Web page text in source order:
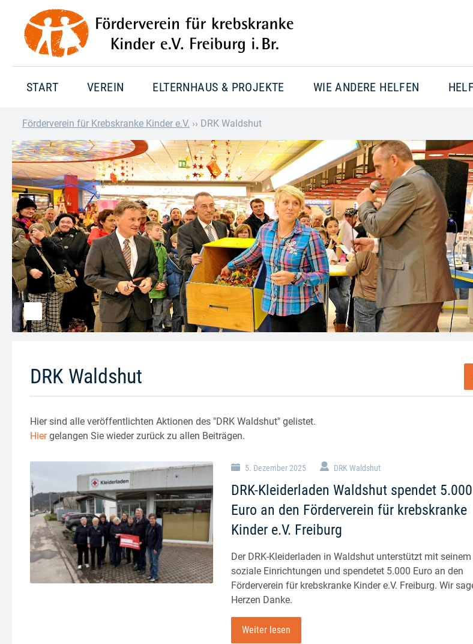
START VEREIN ELTERNHAUS & PROJEKTE WIE ANDERE HELFEN
Förderverein für Krebskranke Kinder e.V. ›› DRK Waldshut
DRK Waldshut
Hier sind alle veröffentlichten Aktionen des "DRK Waldshut" gelistet.
Hiergelangen Sie wieder zurück zu allen Beiträgen.
5. Dezember 2025 DRK Waldshut
DRK-Kleiderladen Waldshut spendet 5.000
Euro an den Förderverein für krebskranke
Kinder e.V. Freiburg
Der DRK-Kleiderladen in Waldshut unterstützt mit seinem
soziale Einrichtungen und spendetet 5.000 Euro an den
Förderverein für krebskranke Kinder e.V. Freiburg. Wir
Herzen Danke.
Weiter lesen